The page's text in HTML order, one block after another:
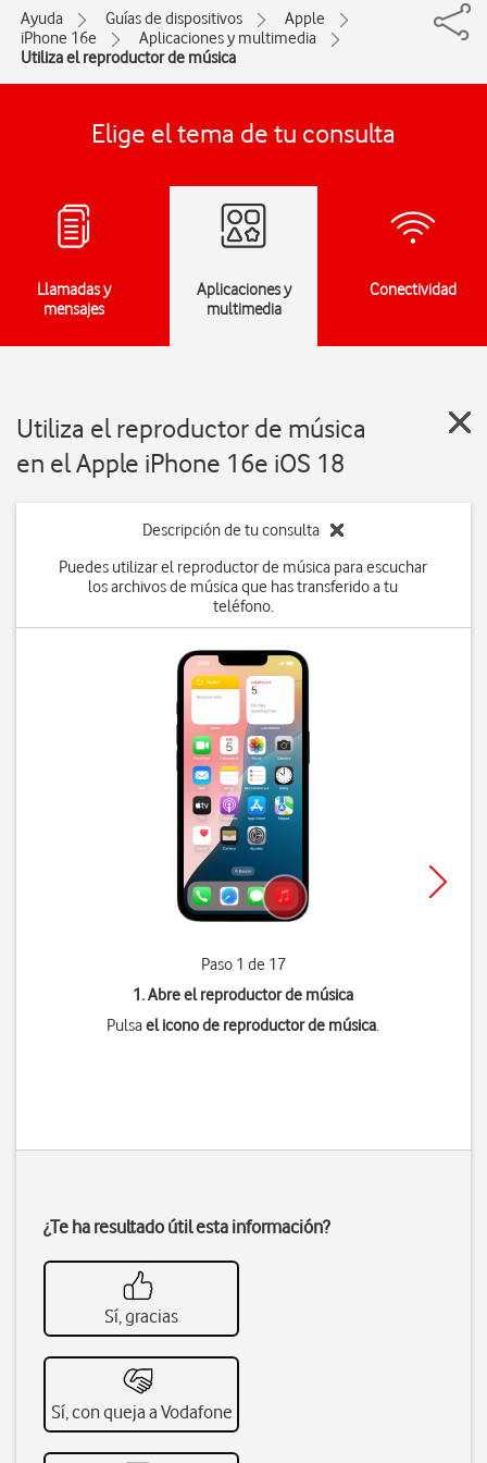
Ayuda Guías de dispositivos
Apple
iPhone 16e
Aplicaciones y multimedia
Utiliza el reproductor de música
Elige el tema de tu consulta
Llamadas y
mensajes
Aplicaciones y
multimedia
Conectividad
Utiliza el reproductor de música
en el Apple iPhone 16e iOS 18
Descripción de tu consulta
Puedes utilizar el reproductor de música para escuchar
los archivos de música que has transferido a tu
teléfono.
Paso 1 de 17
1. Abre el reproductor de música
Pulsael icono de reproductor de música.
¿Te ha resultado útil esta información?
Sí, gracias
Sí, con queja a Vodafone